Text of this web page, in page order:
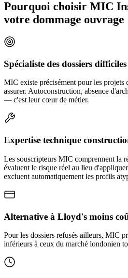
Pourquoi choisir MIC
votre dommage ouvrage
Spécialiste des dossiers difficiles
MIC existe précisément pour les projets
assurer. Autoconstruction, absence
— c'est leur cœur de métier.
Expertise technique
Les souscripteurs MIC comprennent la
évaluent le risque réel au lieu
excluent automatiquement les profils
Alternative à Lloyd's moins
Pour les dossiers refusés ailleurs, MIC
inférieurs à ceux du marché londonien